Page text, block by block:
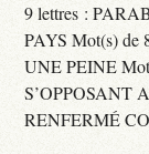
9 lettres :
PAYS Mot(s)
UNE PEINE
S’OPPOSANT
RENFERMÉ